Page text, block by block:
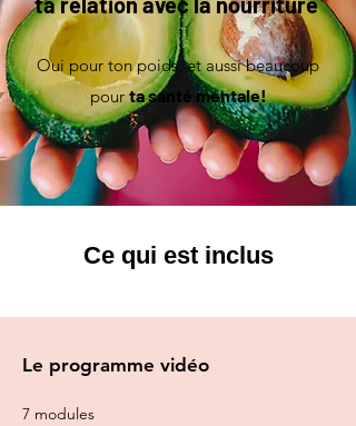
Oui pour ton poids, et aussi beaucoup
pourta santé mentale!
Ce qui est inclus
Le programme vidéo
7 modules ​